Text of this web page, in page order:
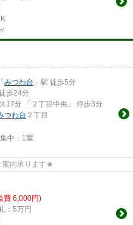
「 みつわ台 」駅 徒歩5分
歩24分
17分 「２丁目中央」 停歩3分
つわ台 ２丁目
中： 1室
案内承ります★
費 6,000円)
：5万円